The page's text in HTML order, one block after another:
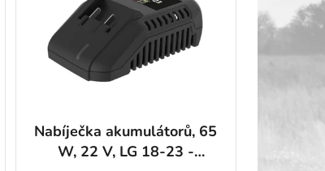
e
k
r
e
e
z
Nabíječka akumulátorů, 65
W, 22 V, LG 18-23 -